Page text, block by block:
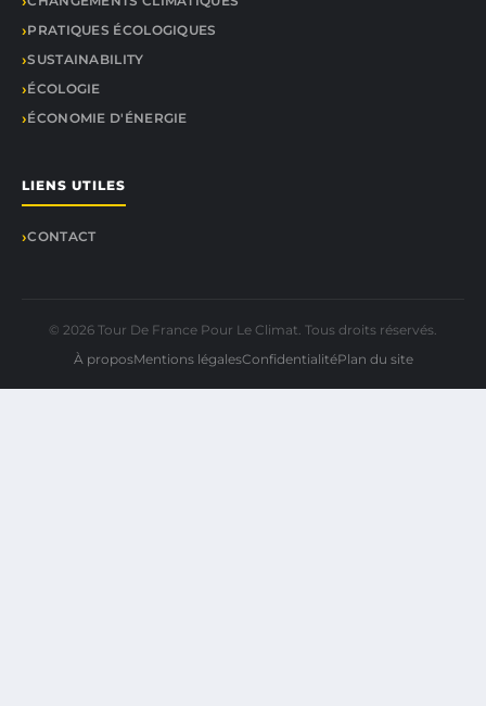
PRATIQUES ÉCOLOGIQUES
SUSTAINABILITY
ÉCOLOGIE
ÉCONOMIE D'ÉNERGIE
LIENS UTILES
CONTACT
© 2026 Tour De France Pour Le Climat. Tous droits réservés.
À proposMentions légalesConfidentialitéPlan du site